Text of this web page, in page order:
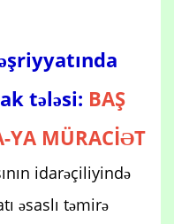
tələsi: BAŞ
YA MÜRACİƏT
idarəçiliyində
əsaslı təmirə